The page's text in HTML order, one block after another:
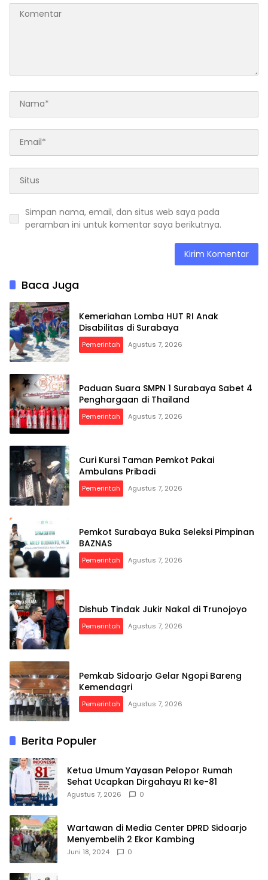
Simpan nama, email, dan situs web saya pada
peramban ini untuk komentar saya berikutnya.
Baca Juga
Kemeriahan Lomba HUT RI Anak
Disabilitas di Surabaya
Pemerintah Agustus 7, 2026
Paduan Suara SMPN 1 Surabaya Sabet 4
Penghargaan di Thailand
Pemerintah Agustus 7, 2026
Curi Kursi Taman Pemkot Pakai
Ambulans Pribadi
Pemerintah Agustus 7, 2026
Pemkot Surabaya Buka Seleksi Pimpinan
BAZNAS
Pemerintah Agustus 7, 2026
Dishub Tindak Jukir Nakal di Trunojoyo
Pemerintah Agustus 7, 2026
Pemkab Sidoarjo Gelar Ngopi Bareng
Kemendagri
Pemerintah Agustus 7, 2026
Berita Populer
Ketua Umum Yayasan Pelopor Rumah
Sehat Ucapkan Dirgahayu RI ke-81
Agustus 7, 2026 0
Wartawan di Media Center DPRD Sidoarjo
Menyembelih 2 Ekor Kambing
Juni 18, 2024 0